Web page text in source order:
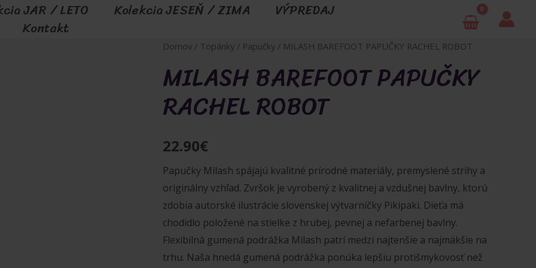
JAR / LETO Kolekcia JESEŇ / ZIMA VÝPREDAJ
Kontakt
Domov / Topánky / Papučky / MILASH BAREFOOT PAPUČKY RACHEL ROBOT
MILASH BAREFOOT PAPUČKY
RACHEL ROBOT
22.90€
Papučky Milash spájajú kvalitné prírodné materiály, premyslené strihy a
originálny vzhľad. Zvršok je vyrobený z kvalitnej a vzdušnej bavlny, ktorú
zdobia autorské ilustrácie slovenskej výtvarníčky Pikipaki. Dieťa má
chodidlo položené na stielke z hrubej, pevnej a nefarbenej bavlny.
Flexibilná gumená podrážka Milash patrí medzi najtenšie a najmäkšie na
trhu. Naša hnedá gumená podrážka ponúka lepšiu protišmykovosť než